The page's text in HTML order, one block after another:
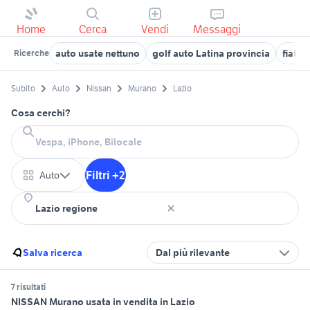
Home Cerca Vendi Messaggi
Ricerche auto usate nettuno golf auto Latina provincia fiat
Subito Auto Nissan Murano Lazio
Cosa cerchi?
Auto Filtri +2
Salva ricerca Dal più rilevante
7 risultati
NISSAN Murano usata in vendita in Lazio